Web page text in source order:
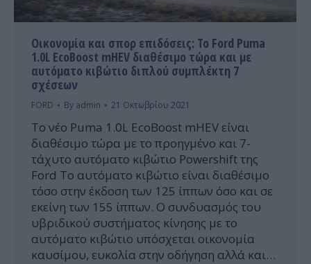
Οικονομία και σπορ επιδόσεις: Το Ford Puma
1.0L EcoBoost mHEV διαθέσιμο τώρα και με
αυτόματο κιβώτιο διπλού συμπλέκτη 7
σχέσεων
FORD By admin 21 Οκτωβρίου 2021
Το νέο Puma 1.0L EcoBoost mHEV είναι
διαθέσιμο τώρα με το προηγμένο και 7-
τάχυτο αυτόματο κιβώτιο Powershift της
Ford Το αυτόματο κιβώτιο είναι διαθέσιμο
τόσο στην έκδοση των 125 ίππων όσο και σε
εκείνη των 155 ίππων. Ο συνδυασμός του
υβριδικού συστήματος κίνησης με το
αυτόματο κιβώτιο υπόσχεται οικονομία
καυσίμου, ευκολία στην οδήγηση αλλά και…